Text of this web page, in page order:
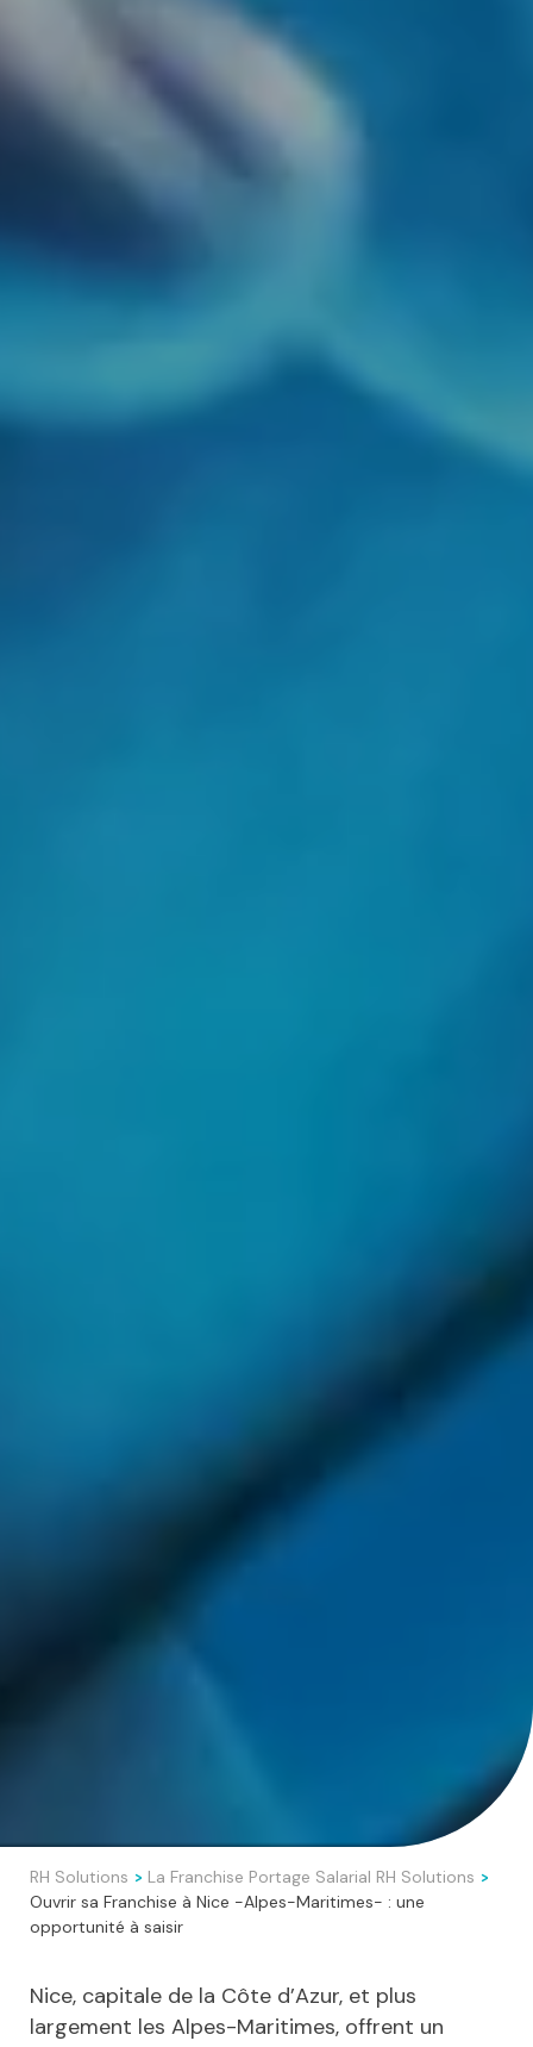
RH Solutions > La Franchise Portage Salarial RH Solutions >
Ouvrir sa Franchise à Nice -Alpes-Maritimes- : une
opportunité à saisir
Nice, capitale de la Côte d’Azur, et plus
largement les Alpes-Maritimes, offrent un